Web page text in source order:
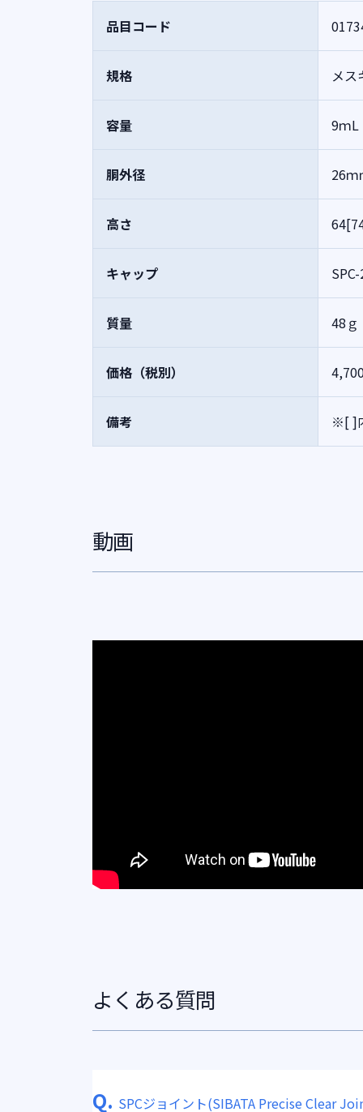
品目コード
規格 メス
容量 9ｍL
胴外径 26ｍ
高さ
キャップ
質量 48ｇ
価格（税別）
備考 ※[ ]
動画
よくある質問
Q. SPCジョイント(SIBATA Precise Clear